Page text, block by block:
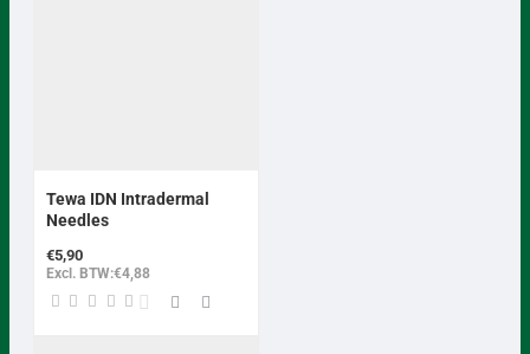
Tewa IDN Intradermal
Needles
€5,90
Excl. BTW:€4,88